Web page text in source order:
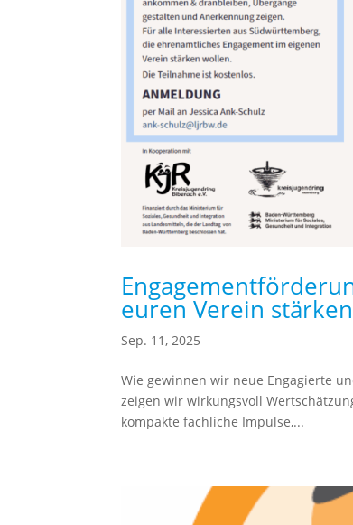
euren Verein stärken
Sep. 11, 2025
Wie gewinnen wir neue Engagierte
zeigen wir wirkungsvoll
kompakte fachliche Impulse,...